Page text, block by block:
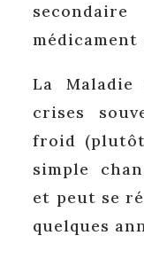
médicament
La Maladie
crises
froid
simple
et peut se
quelques